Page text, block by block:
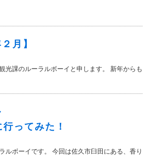
月】
光課のルーラルボーイと申します。 新年からも
ってみた！
ルボーイです。 今回は佐久市臼田にある、香り